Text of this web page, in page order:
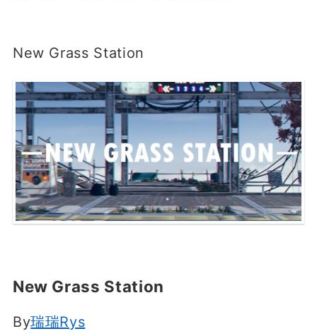
New Grass Station
New Grass Station
By瑞瑞Rys